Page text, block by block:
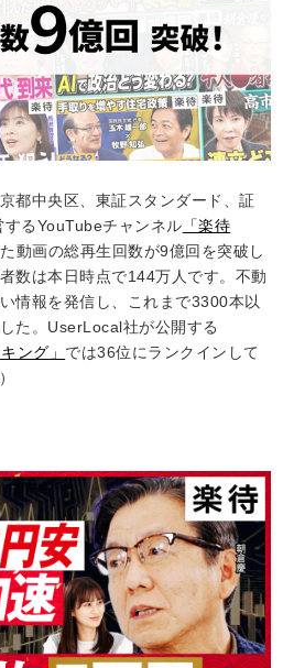
都中央区、東証スタンダード、証
るYouTubeチャンネル 「楽待
動画の総再生回数が9億回を突破し
数は本日時点で144万人です。不動
情報を発信し、これまで3300本以
た。UserLocal社が公開する
ング」 では36位にランクインして